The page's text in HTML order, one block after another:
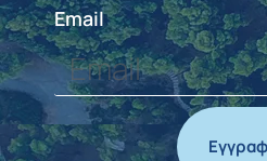
Email